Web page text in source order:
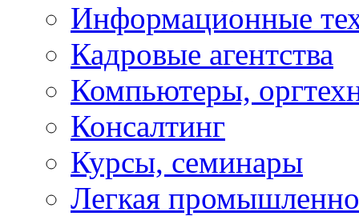
Информационные
Кадровые агентства
Компьютеры,
Консалтинг
Курсы, семинары
Легкая